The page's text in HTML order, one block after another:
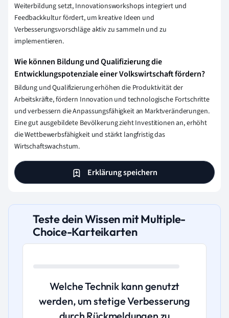
Weiterbildung setzt, Innovationsworkshops integriert und
Feedbackkultur fördert, um kreative Ideen und
Verbesserungsvorschläge aktiv zu sammeln und zu
implementieren.
Wie können Bildung und Qualifizierung die
Entwicklungspotenziale einer Volkswirtschaft fördern?
Bildung und Qualifizierung erhöhen die Produktivität der
Arbeitskräfte, fördern Innovation und technologische Fortschritte
und verbessern die Anpassungsfähigkeit an Marktveränderungen.
Eine gut ausgebildete Bevölkerung zieht Investitionen an, erhöht
die Wettbewerbsfähigkeit und stärkt langfristig das
Wirtschaftswachstum.
Erklärung speichern
Teste dein Wissen mit Multiple-
Choice-Karteikarten
Welche Technik kann genutzt
werden, um stetige Verbesserung